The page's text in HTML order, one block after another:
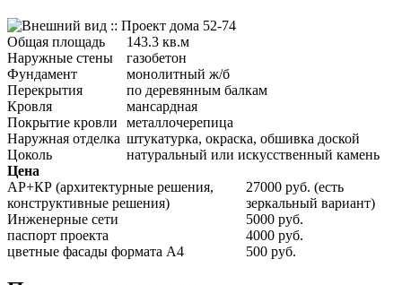
Общая площадь
143.3 кв.м
Наружные стены
газобетон
Фундамент
монолитный ж/б
Перекрытия
по деревянным балкам
Кровля
мансардная
Покрытие кровли
металлочерепица
Наружная отделка штукатурка, окраска, обшивка доской
Цоколь
натуральный или искусственный камень
Цена
АР+КР (архитектурные решения,
конструктивные решения)
27000 руб. (есть
зеркальный вариант)
Инженерные сети
5000 руб.
паспорт проекта
4000 руб.
цветные фасады формата А4
500 руб.